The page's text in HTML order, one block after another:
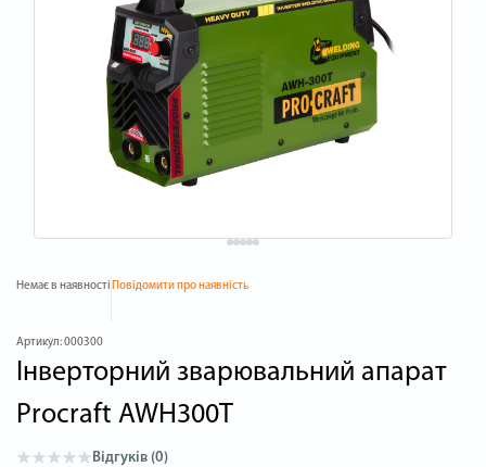
Немає в наявності Повідомити про наявність
Артикул:000300
Інверторний зварювальний апарат
Procraft AWH300T
Відгуків (0)